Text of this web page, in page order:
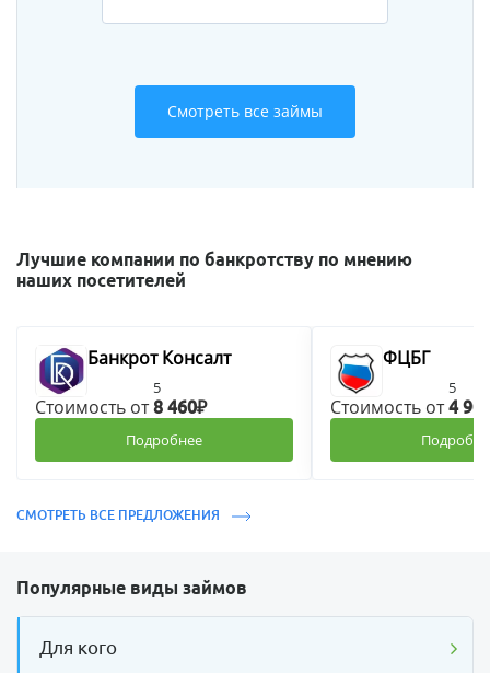
Смотреть все займы
Лучшие компании по банкротству по мнению
наших посетителей
Банкрот Консалт
5
Стоимость от8 460₽
Подробнее
ФЦБГ
5
Стоимость от4
СМОТРЕТЬ ВСЕ ПРЕДЛОЖЕНИЯ
Популярные виды займов
Для кого